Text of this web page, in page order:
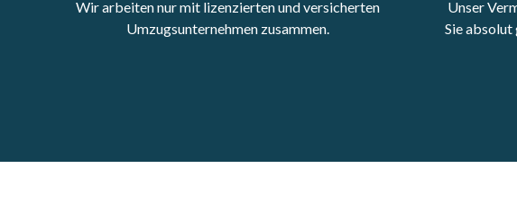
Wir arbeiten nur mit lizenzierten und versicherten
Umzugsunternehmen zusammen.
Unser
Sie absolut